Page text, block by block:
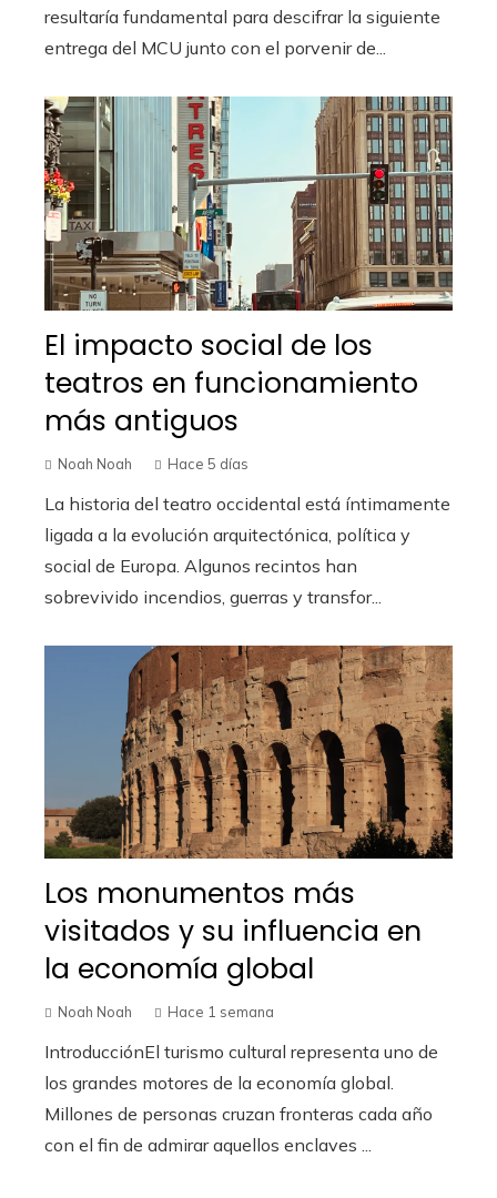
resultaría fundamental para descifrar la siguiente
entrega del MCU junto con el porvenir de...
El impacto social de los
teatros en funcionamiento
más antiguos
Noah Noah Hace 5 días
La historia del teatro occidental está íntimamente
ligada a la evolución arquitectónica, política y
social de Europa. Algunos recintos han
sobrevivido incendios, guerras y transfor...
Los monumentos más
visitados y su influencia en
la economía global
Noah Noah Hace 1 semana
IntroducciónEl turismo cultural representa uno de
los grandes motores de la economía global.
Millones de personas cruzan fronteras cada año
con el fin de admirar aquellos enclaves ...